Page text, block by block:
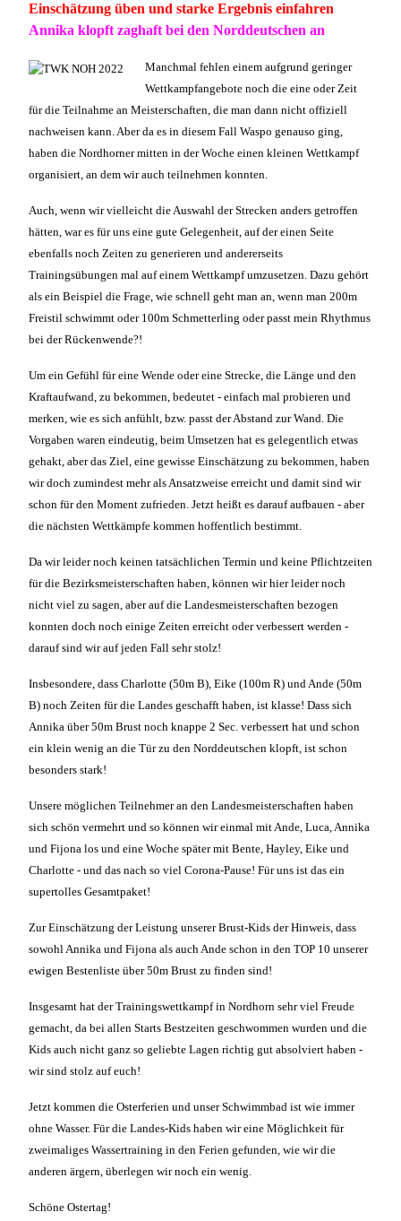
Einschätzung üben und starke Ergebnis einfahren
Annika klopft zaghaft bei den Norddeutschen an
Manchmal fehlen einem aufgrund geringer
Wettkampfangebote noch die eine oder Zeit
für die Teilnahme an Meisterschaften, die man dann nicht offiziell
nachweisen kann. Aber da es in diesem Fall Waspo genauso ging,
haben die Nordhorner mitten in der Woche einen kleinen Wettkampf
organisiert, an dem wir auch teilnehmen konnten.
Auch, wenn wir vielleicht die Auswahl der Strecken anders getroffen
hätten, war es für uns eine gute Gelegenheit, auf der einen Seite
ebenfalls noch Zeiten zu generieren und andererseits
Trainingsübungen mal auf einem Wettkampf umzusetzen. Dazu gehört
als ein Beispiel die Frage, wie schnell geht man an, wenn man 200m
Freistil schwimmt oder 100m Schmetterling oder passt mein Rhythmus
bei der Rückenwende?!
Um ein Gefühl für eine Wende oder eine Strecke, die Länge und den
Kraftaufwand, zu bekommen, bedeutet - einfach mal probieren und
merken, wie es sich anfühlt, bzw. passt der Abstand zur Wand. Die
Vorgaben waren eindeutig, beim Umsetzen hat es gelegentlich etwas
gehakt, aber das Ziel, eine gewisse Einschätzung zu bekommen, haben
wir doch zumindest mehr als Ansatzweise erreicht und damit sind wir
schon für den Moment zufrieden. Jetzt heißt es darauf aufbauen - aber
die nächsten Wettkämpfe kommen hoffentlich bestimmt.
Da wir leider noch keinen tatsächlichen Termin und keine Pflichtzeiten
für die Bezirksmeisterschaften haben, können wir hier leider noch
nicht viel zu sagen, aber auf die Landesmeisterschaften bezogen
konnten doch noch einige Zeiten erreicht oder verbessert werden -
darauf sind wir auf jeden Fall sehr stolz!
Insbesondere, dass Charlotte (50m B), Eike (100m R) und Ande (50m
B) noch Zeiten für die Landes geschafft haben, ist klasse! Dass sich
Annika über 50m Brust noch knappe 2 Sec. verbessert hat und schon
ein klein wenig an die Tür zu den Norddeutschen klopft, ist schon
besonders stark!
Unsere möglichen Teilnehmer an den Landesmeisterschaften haben
sich schön vermehrt und so können wir einmal mit Ande, Luca, Annika
und Fijona los und eine Woche später mit Bente, Hayley, Eike und
Charlotte - und das nach so viel Corona-Pause! Für uns ist das ein
supertolles Gesamtpaket!
Zur Einschätzung der Leistung unserer Brust-Kids der Hinweis, dass
sowohl Annika und Fijona als auch Ande schon in den TOP 10 unserer
ewigen Bestenliste über 50m Brust zu finden sind!
Insgesamt hat der Trainingswettkampf in Nordhorn sehr viel Freude
gemacht, da bei allen Starts Bestzeiten geschwommen wurden und die
Kids auch nicht ganz so geliebte Lagen richtig gut absolviert haben -
wir sind stolz auf euch!
Jetzt kommen die Osterferien und unser Schwimmbad ist wie immer
ohne Wasser. Für die Landes-Kids haben wir eine Möglichkeit für
zweimaliges Wassertraining in den Ferien gefunden, wie wir die
anderen ärgern, überlegen wir noch ein wenig.
Schöne Ostertag!